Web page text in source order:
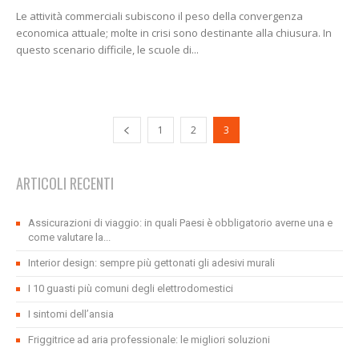
Le attività commerciali subiscono il peso della convergenza
economica attuale; molte in crisi sono destinante alla chiusura. In
questo scenario difficile, le scuole di...
1 2 3
ARTICOLI RECENTI
Assicurazioni di viaggio: in quali Paesi è obbligatorio averne una e
come valutare la...
Interior design: sempre più gettonati gli adesivi murali
I 10 guasti più comuni degli elettrodomestici
I sintomi dell’ansia
Friggitrice ad aria professionale: le migliori soluzioni